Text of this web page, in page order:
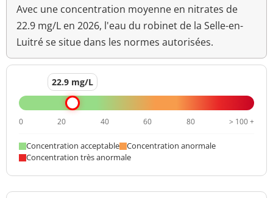
Avec une concentration moyenne en nitrates de
22.9 mg/L en 2026, l'eau du robinet de la Selle-en-
Luitré se situe dans les normes autorisées.
22.9 mg/L
0 20 40 60 80 > 100 +
Concentration acceptable
Concentration anormale
Concentration très anormale